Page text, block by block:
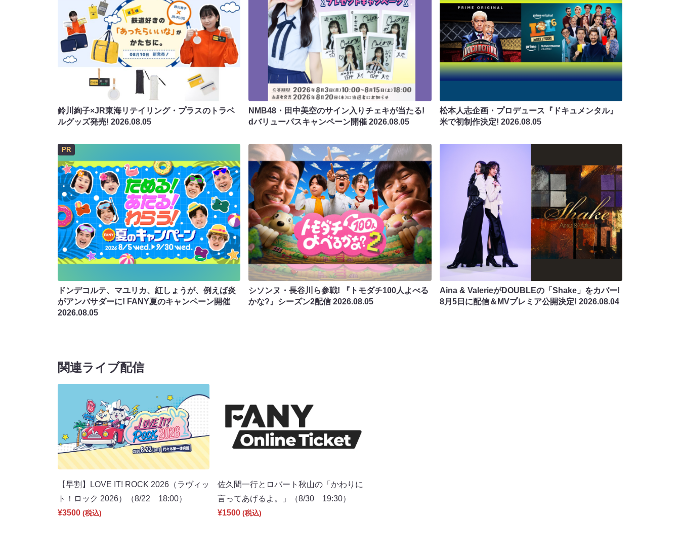
鈴川絢子×JR東海リテイリング・プラスのトラベ
ルグッズ発売! 2026.08.05
NMB48・田中美空のサイン入りチェキが当たる!
dバリューパスキャンペーン開催2026.08.05
松本人志企画・プロデュース『ドキュメンタル』
米で初制作決定! 2026.08.05
PR
ドンデコルテ、マユリカ、紅しょうが、例えば炎
がアンバサダーに! FANY夏のキャンペーン開催
2026.08.05
シソンヌ・長谷川ら参戦! 『トモダチ100人よべる
かな?』シーズン2配信2026.08.05
Aina & ValerieがDOUBLEの「Shake」をカバー!
8月5日に配信＆MVプレミア公開決定! 2026.08.04
関連ライブ配信
【早割】LOVE IT! ROCK 2026（ラヴィッ
ト！ロック 2026）（8/22 18:00）
¥3500 (税込)
佐久間一行とロバート秋山の「かわりに
言ってあげるよ。」（8/30 19:30）
¥1500 (税込)